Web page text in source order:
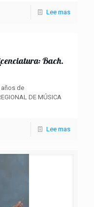
Lee mas
Bach.
años de
DE MÚSICA
Lee mas